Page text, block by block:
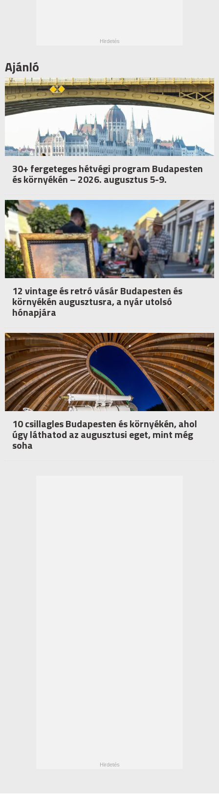
Ajánló
30+ fergeteges hétvégi program Budapesten
és környékén – 2026. augusztus 5-9.
12 vintage és retró vásár Budapesten és
környékén augusztusra, a nyár utolsó
hónapjára
10 csillagles Budapesten és környékén, ahol
úgy láthatod az augusztusi eget, mint még
soha